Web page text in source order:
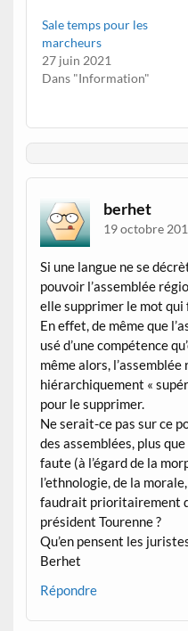
Sale temps pour les
marcheurs
27 juin 2021
Dans "Information"
berhet
19 octobre
Si une langue ne se
pouvoir l’assemblée
elle supprimer le mot qui
En effet, de même que
usé d’une compétence
même alors,
hiérarchiquement «
pour le supprimer.
Ne serait-ce pas sur ce
des assemblées, plus
faute (à l’égard de la
l’ethnologie, de la
faudrait prioritairement
président Tourenne ?
Qu’en pensent les
Berhet
Répondre